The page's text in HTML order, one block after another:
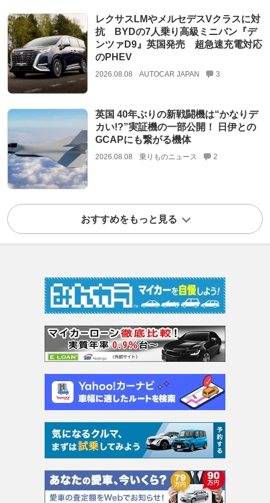
レクサスLMやメルセデスVクラスに対
抗 BYDの7人乗り高級ミニバン『デ
ンツァD9』英国発売 超急速充電対応
のPHEV
2026.08.08 AUTOCAR JAPAN 3
英国 40年ぶりの新戦闘機は“かなりデ
カい!?”実証機の一部公開！ 日伊との
GCAPにも繋がる機体
2026.08.08 乗りものニュース 2
おすすめをもっと見る